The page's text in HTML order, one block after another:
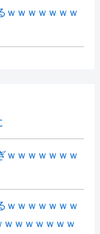
ｗｗｗｗｗｗｗ
ｗｗｗｗｗｗｗ
ｗｗｗｗｗｗｗ
ｗｗｗｗｗｗ